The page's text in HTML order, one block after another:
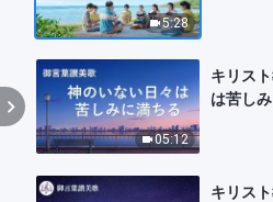
5:28
05:12
キリス
は苦し
キリス